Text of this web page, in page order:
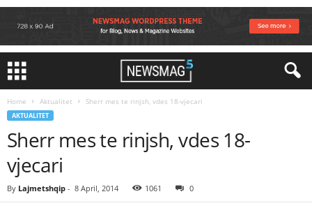
Home Aktualitet Sherr mes te rinjsh, vdes 18-vjecari
AKTUALITET
Sherr mes te rinjsh, vdes 18-
vjecari
By Lajmetshqip - 8 April, 2014 1061 0